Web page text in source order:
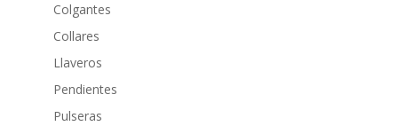
Colgantes
Collares
Llaveros
Pendientes
Pulseras